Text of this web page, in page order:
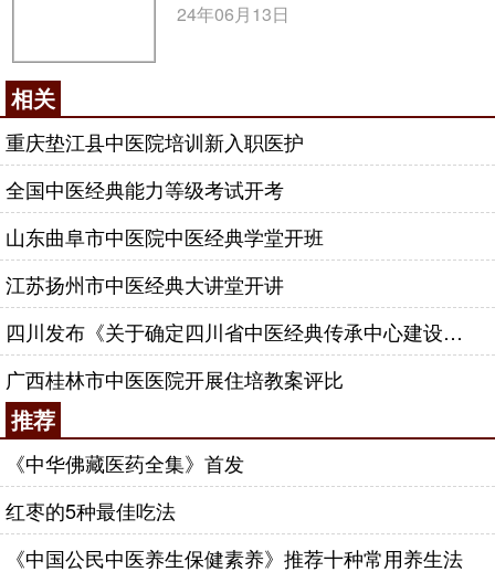
24年06月13日
相关
重庆垫江县中医院培训新入职医护
全国中医经典能力等级考试开考
山东曲阜市中医院中医经典学堂开班
江苏扬州市中医经典大讲堂开讲
四川发布《关于确定四川省中医经典传承中心建设单位的通知》
广西桂林市中医医院开展住培教案评比
推荐
《中华佛藏医药全集》首发
红枣的5种最佳吃法
《中国公民中医养生保健素养》推荐十种常用养生法